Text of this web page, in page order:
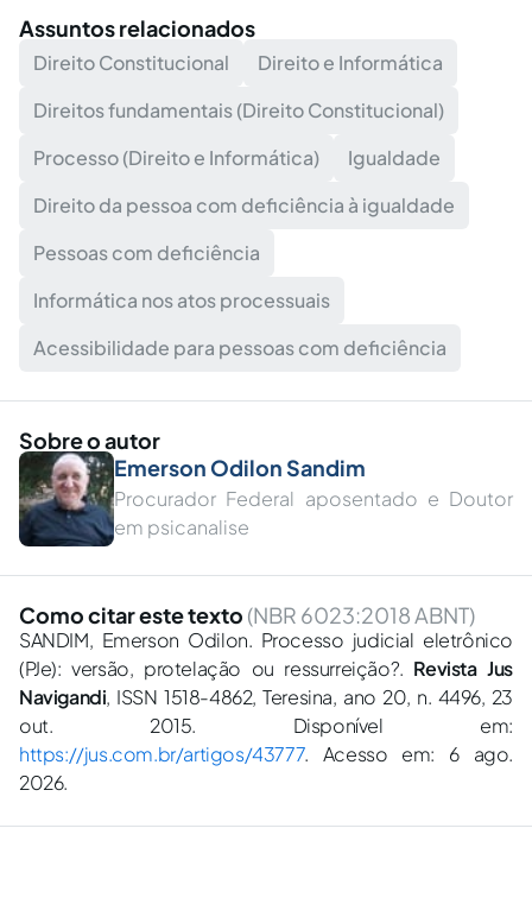
Assuntos relacionados
Direito Constitucional
Direito e Informática
Direitos fundamentais (Direito Constitucional)
Processo (Direito e Informática)
Igualdade
Direito da pessoa com deficiência à igualdade
Pessoas com deficiência
Informática nos atos processuais
Acessibilidade para pessoas com deficiência
Sobre o autor
Emerson Odilon Sandim
Procurador Federal aposentado e Doutor
em psicanalise
Como citar este texto (NBR 6023:2018 ABNT)
SANDIM, Emerson Odilon. Processo judicial eletrônico
(PJe): versão, protelação ou ressurreição?. Revista Jus
Navigandi, ISSN 1518-4862, Teresina, ano 20, n. 4496, 23
out. 2015. Disponível em:
https://jus.com.br/artigos/43777. Acesso em: 6 ago.
2026.